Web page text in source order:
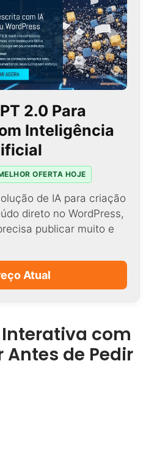
2.0 Para
Inteligência
OFERTA HOJE
de IA para criação
direto no WordPress,
publicar muito e
Atual
com
de Pedir